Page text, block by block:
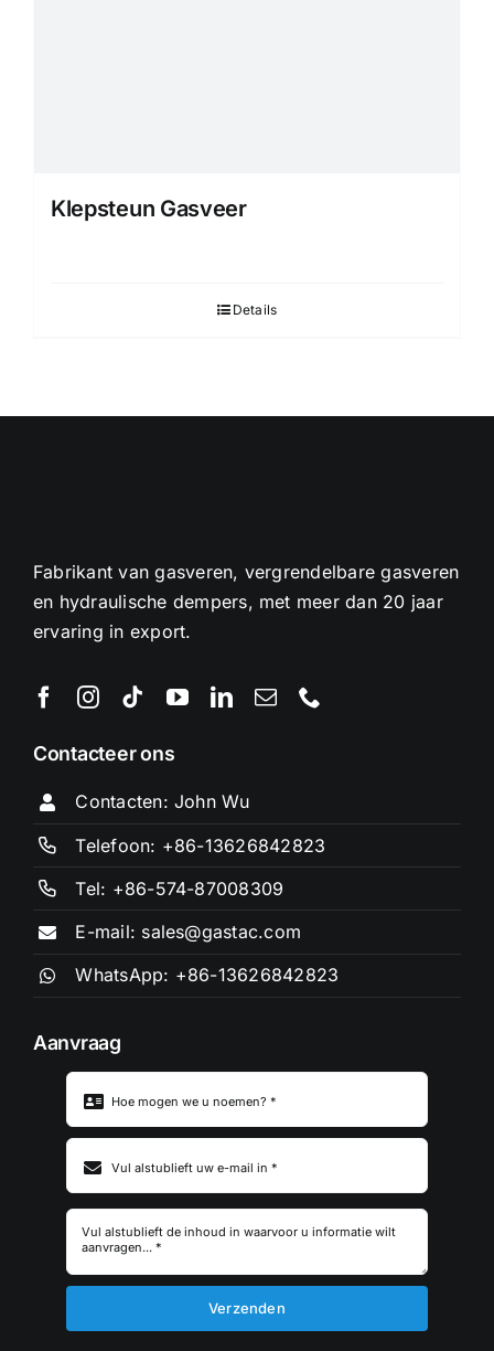
Klepsteun Gasveer
Details
Fabrikant van gasveren, vergrendelbare gasveren
en hydraulische dempers, met meer dan 20 jaar
ervaring in export.
Contacteer ons
Contacten: John Wu
Telefoon: +86-13626842823
Tel: +86-574-87008309
E-mail: sales@gastac.com
WhatsApp: +86-13626842823
Aanvraag
Onderwerp
Verzenden